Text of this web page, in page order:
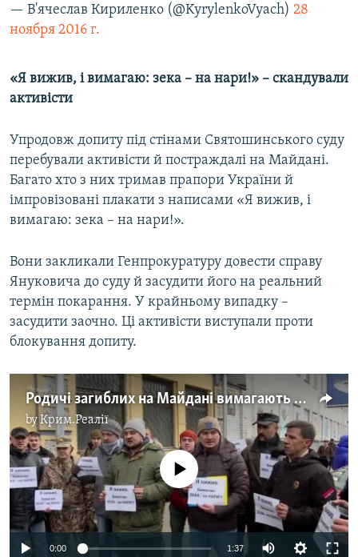
— В'ячеслав Кириленко (@KyrylenkoVyach) 28
ноября 2016 г.
«Я вижив, і вимагаю: зека – на нари!» – скандували
активісти
Упродовж допиту під стінами Святошинського суду
перебували активісти й постраждалі на Майдані.
Багато хто з них тримав прапори України й
імпровізовані плакати з написами «Я вижив, і
вимагаю: зека – на нари!».
Вони закликали Генпрокуратуру довести справу
Януковича до суду й засудити його на реальний
термін покарання. У крайньому випадку –
засудити заочно. Ці активісти виступали проти
блокування допиту.
Родичі загиблих на Майдані вимагають ув'язнення Януковича (відео)
byКрим.Реалії
No media source currently available
0:00 1:37